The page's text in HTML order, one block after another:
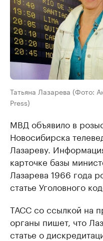
Татьяна Лазарева (Фото:
Press)
МВД объявило в
Новосибирска
Лазареву.
карточке базы
Лазарева 1966 года
статье Уголовного
ТАСС со ссылкой на
органы пишет, что
статье о